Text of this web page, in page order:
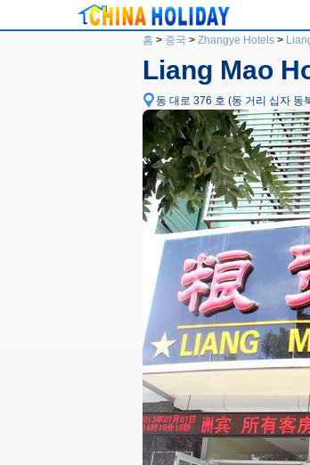
홈 > 중국 > Zhangye Hotels>
Liang Mao
동 대로 376 호 (동 거리 십자